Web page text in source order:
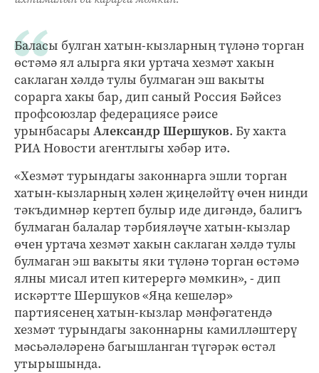
Баласы булган хатын-кызларның түләнә торган
өстәмә ял алырга яки уртача хезмәт хакын
саклаган хәлдә тулы булмаган эш вакыты
сорарга хакы бар, дип саный Россия Бәйсез
профсоюзлар федерациясе рәисе
урынбасары Александр Шершуков. Бу хакта
РИА Новости агентлыгы хәбәр итә.
«Хезмәт турындагы законнарга эшли торган
хатын-кызларның хәлен җиңеләйтү өчен нинди
тәкъдимнәр кертеп булыр иде дигәндә, балигъ
булмаган балалар тәрбияләүче хатын-кызлар
өчен уртача хезмәт хакын саклаган хәлдә тулы
булмаган эш вакыты яки түләнә торган өстәмә
ялны мисал итеп китерергә мөмкин», - дип
искәртте Шершуков «Яңа кешеләр»
партиясенең хатын-кызлар мәнфәгатендә
хезмәт турындагы законнарны камилләштерү
мәсьәләләренә багышланган түгәрәк өстәл
утырышында.